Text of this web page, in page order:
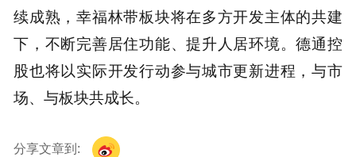
续成熟，幸福林带板块将在多方开发主体的共建
下，不断完善居住功能、提升人居环境。德通控
股也将以实际开发行动参与城市更新进程，与市
场、与板块共成长。
分享文章到: